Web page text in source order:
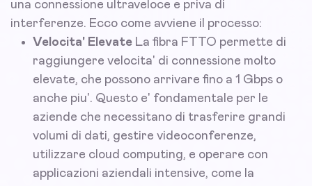
una connessione ultraveloce e priva di
interferenze. Ecco come avviene il processo:
Velocita' Elevate La fibra FTTO permette di
raggiungere velocita' di connessione molto
elevate, che possono arrivare fino a 1 Gbps o
anche piu'. Questo e' fondamentale per le
aziende che necessitano di trasferire grandi
volumi di dati, gestire videoconferenze,
utilizzare cloud computing, e operare con
applicazioni aziendali intensive, come la